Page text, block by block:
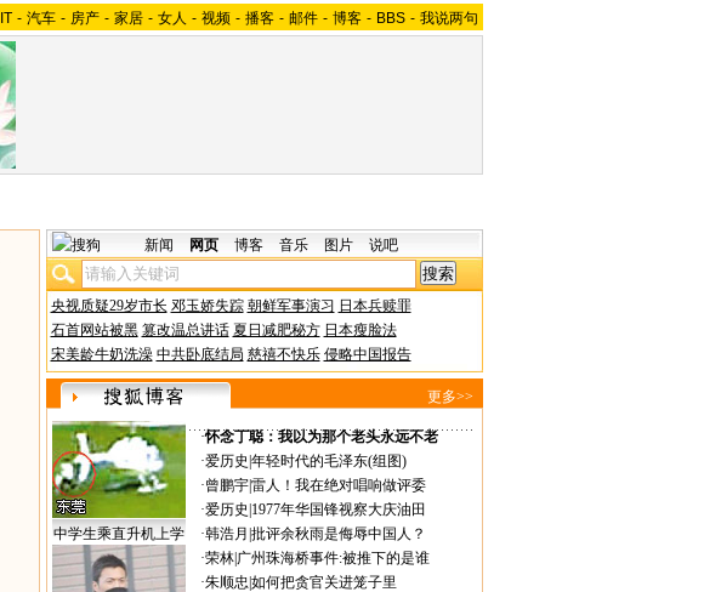
IT - 汽车 - 房产 - 家居 - 女人 - 视频 - 播客 - 邮件 - 博客 - BBS - 我说两句
新闻 网页 博客 音乐 图片 说吧
央视质疑29岁市长 邓玉娇失踪 朝鲜军事演习 日本兵赎罪
石首网站被黑 篡改温总讲话 夏日减肥秘方 日本瘦脸法
宋美龄牛奶洗澡 中共卧底结局 慈禧不快乐 侵略中国报告
更多>>
中学生乘直升机上学
·怀念丁聪：我以为那个老头永远不老
·爱历史 年轻时代的毛泽东(组图)
·曾鹏宇|雷人！我在绝对唱响做评委
·爱历史 1977年华国锋视察大庆油田
·韩浩月 批评余秋雨是侮辱中国人？
·荣林| 广州珠海桥事件:被推下的是谁
·朱顺忠 如何把贪官关进笼子里